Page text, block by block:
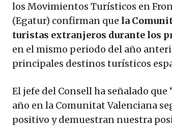
los Movimientos Turísticos en
(Egatur) confirman que la
turistas extranjeros durante los
en el mismo periodo del año
principales destinos turísticos
El jefe del Consell ha señalado
año en la Comunitat Valenciana
positivo y demuestran nuestra